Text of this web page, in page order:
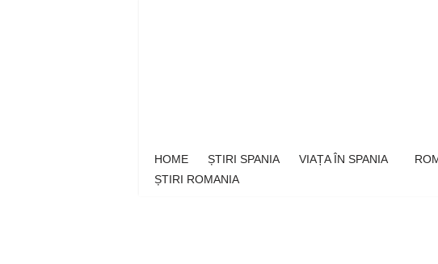
HOME ȘTIRI SPANIA VIAȚA ÎN SPANIA
ȘTIRI ROMANIA